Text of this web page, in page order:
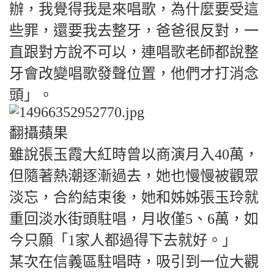
辦，我覺得我是來唱歌，為什麼要受這
些罪，還要我去整牙，爸爸很反對，一
直跟對方說不可以，連唱歌老師都說整
牙會改變唱歌發聲位置，他們才打消念
頭」。
翻攝蘋果
雖說張玉霞大紅時曾以商演月入40萬，
但隨著熱潮逐漸過去，她也慢慢被觀眾
淡忘，合約結束後，她和姊姊張玉玲就
重回淡水街頭駐唱，月收僅5、6萬，如
今只願「1家人都過得下去就好。」
某次在信義區駐唱時，吸引到一位大觀